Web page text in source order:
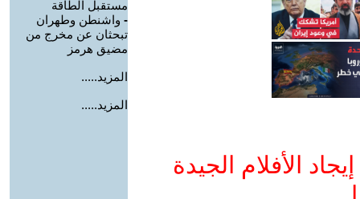
الأفلام الجيدة
مستقبل الطاقة
- واشنطن وطهران
تبحثان عن مخرج من
مضيق هرمز
المزيد.....
المزيد.....